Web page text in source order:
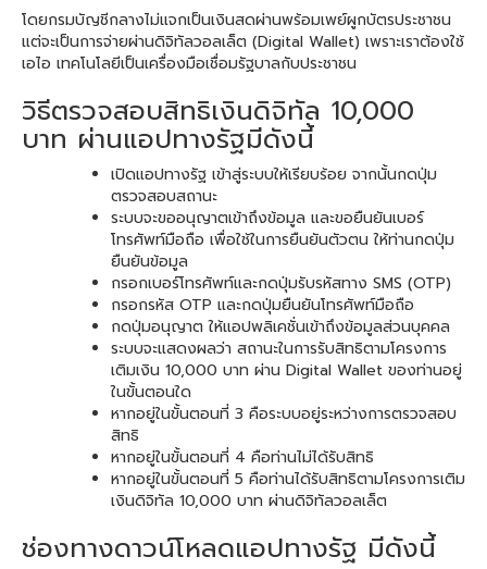
โดยกรมบัญชีกลางไม่แจกเป็นเงินสดผ่านพร้อมเพย์ผูกบัตรประชาชน
แต่จะเป็นการจ่ายผ่านดิจิทัลวอลเล็ต (Digital Wallet) เพราะเราต้องใช้
เอไอ เทคโนโลยีเป็นเครื่องมือเชื่อมรัฐบาลกับประชาชน
วิธีตรวจสอบสิทธิเงินดิจิทัล 10,000
บาท ผ่านแอปทางรัฐมีดังนี้
เปิดแอปทางรัฐ เข้าสู่ระบบให้เรียบร้อย จากนั้นกดปุ่ม
ตรวจสอบสถานะ
ระบบจะขออนุญาตเข้าถึงข้อมูล และขอยืนยันเบอร์
โทรศัพท์มือถือ เพื่อใช้ในการยืนยันตัวตน ให้ท่านกดปุ่ม
ยืนยันข้อมูล
กรอกเบอร์โทรศัพท์และกดปุ่มรับรหัสทาง SMS (OTP)
กรอกรหัส OTP และกดปุ่มยืนยันโทรศัพท์มือถือ
กดปุ่มอนุญาต ให้แอปพลิเคชั่นเข้าถึงข้อมูลส่วนบุคคล
ระบบจะแสดงผลว่า สถานะในการรับสิทธิตามโครงการ
เติมเงิน 10,000 บาท ผ่าน Digital Wallet ของท่านอยู่
ในขั้นตอนใด
หากอยู่ในขั้นตอนที่ 3 คือระบบอยู่ระหว่างการตรวจสอบ
สิทธิ
หากอยู่ในขั้นตอนที่ 4 คือท่านไม่ได้รับสิทธิ
หากอยู่ในขั้นตอนที่ 5 คือท่านได้รับสิทธิตามโครงการเติม
เงินดิจิทัล 10,000 บาท ผ่านดิจิทัลวอลเล็ต
ช่องทางดาวน์โหลดแอปทางรัฐ มีดังนี้